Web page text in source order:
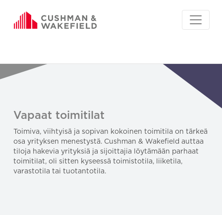
Vapaat toimitilat
Toimiva, viihtyisä ja sopivan kokoinen toimitila on tärkeä
osa yrityksen menestystä. Cushman & Wakefield auttaa
tiloja hakevia yrityksiä ja sijoittajia löytämään parhaat
toimitilat, oli sitten kyseessä toimistotila, liiketila,
varastotila tai tuotantotila.